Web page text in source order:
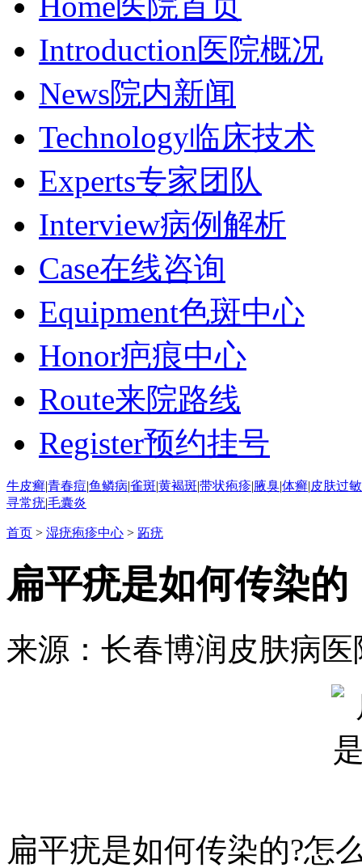
Introduction医院概况
News院内新闻
Technology临床技术
Experts专家团队
Interview病例解析
Case在线咨询
Equipment色斑中心
Honor疤痕中心
Route来院路线
Register预约挂号
牛皮癣|青春痘|鱼鳞病|雀斑|黄褐斑|带状疱疹|腋臭|体癣|皮肤过敏
寻常疣|毛囊炎
首页 > 湿疣疱疹中心 > 跖疣
扁平疣是如何传染的
来源：长春博润皮肤病医
扁平疣是如何传染的?怎